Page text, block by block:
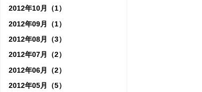
2012年10月（1）
2012年09月（1）
2012年08月（3）
2012年07月（2）
2012年06月（2）
2012年05月（5）